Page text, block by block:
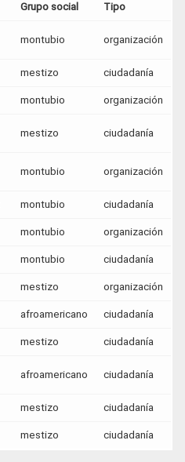
Grupo social Tipo
montubio organización
mestizo ciudadanía
montubio organización
mestizo ciudadanía
montubio organización
montubio ciudadanía
montubio organización
montubio ciudadanía
mestizo organización
afroamericano ciudadanía
mestizo ciudadanía
afroamericano ciudadanía
mestizo ciudadanía
mestizo ciudadanía